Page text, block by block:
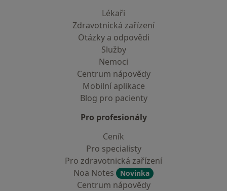
Lékaři
Zdravotnická zařízení
Otázky a odpovědi
Služby
Nemoci
Centrum nápovědy
Mobilní aplikace
Blog pro pacienty
Pro profesionály
Ceník
Pro specialisty
Pro zdravotnická zařízení
Noa Notes
Novinka
Centrum nápovědy